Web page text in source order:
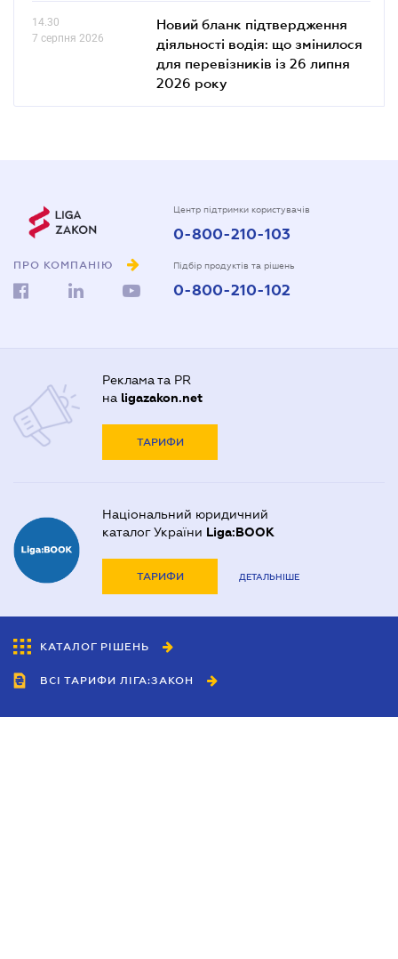
14.30
7 серпня 2026
Новий бланк підтвердження
діяльності водія: що змінилося
для перевізників із 26 липня
2026 року
ПРО КОМПАНІЮ
Центр підтримки користувачів
0-800-210-103
Підбір продуктів та рішень
0-800-210-102
Реклама та PR
на ligazakon.net
ТАРИФИ
Національний юридичний
каталог України Liga:BOOK
ТАРИФИ ДЕТАЛЬНІШЕ
КАТАЛОГ РІШЕНЬ
ВСІ ТАРИФИ ЛІГА:ЗАКОН